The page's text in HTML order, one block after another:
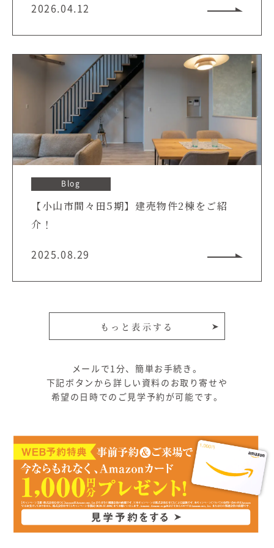
2026.04.12
Blog
【小山市間々田5期】建売物件2棟をご紹
介！
2025.08.29
メールで1分、簡単お手続き。
下記ボタンから詳しい資料のお取り寄せや
希望の日時でのご見学予約が可能です。